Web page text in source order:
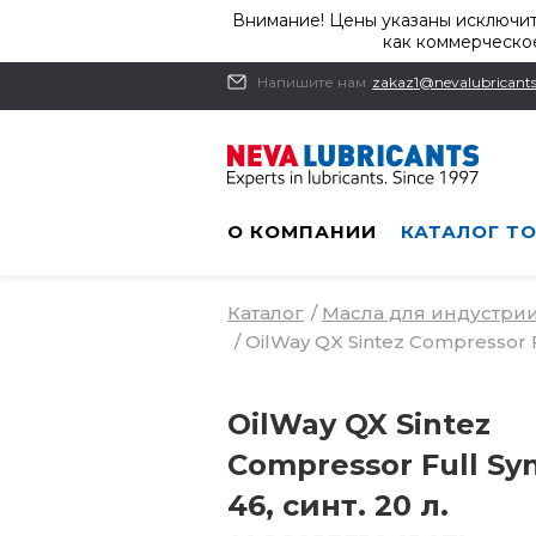
Внимание! Цены указаны
как
Напишите нам
О КОМПАНИИ КАТАЛОГ
Каталог / Масла для индустрии
/ OilWay QX Sintez Compressor
OilWay QX Sintez
Compressor Full
46, синт. 20 л.